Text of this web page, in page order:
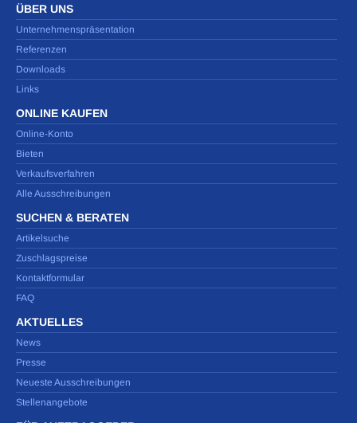
ÜBER UNS
Unternehmenspräsentation
Referenzen
Downloads
Links
ONLINE KAUFEN
Online-Konto
Bieten
Verkaufsverfahren
Alle Ausschreibungen
SUCHEN & BERATEN
Artikelsuche
Zuschlagspreise
Kontaktformular
FAQ
AKTUELLES
News
Presse
Neueste Ausschreibungen
Stellenangebote